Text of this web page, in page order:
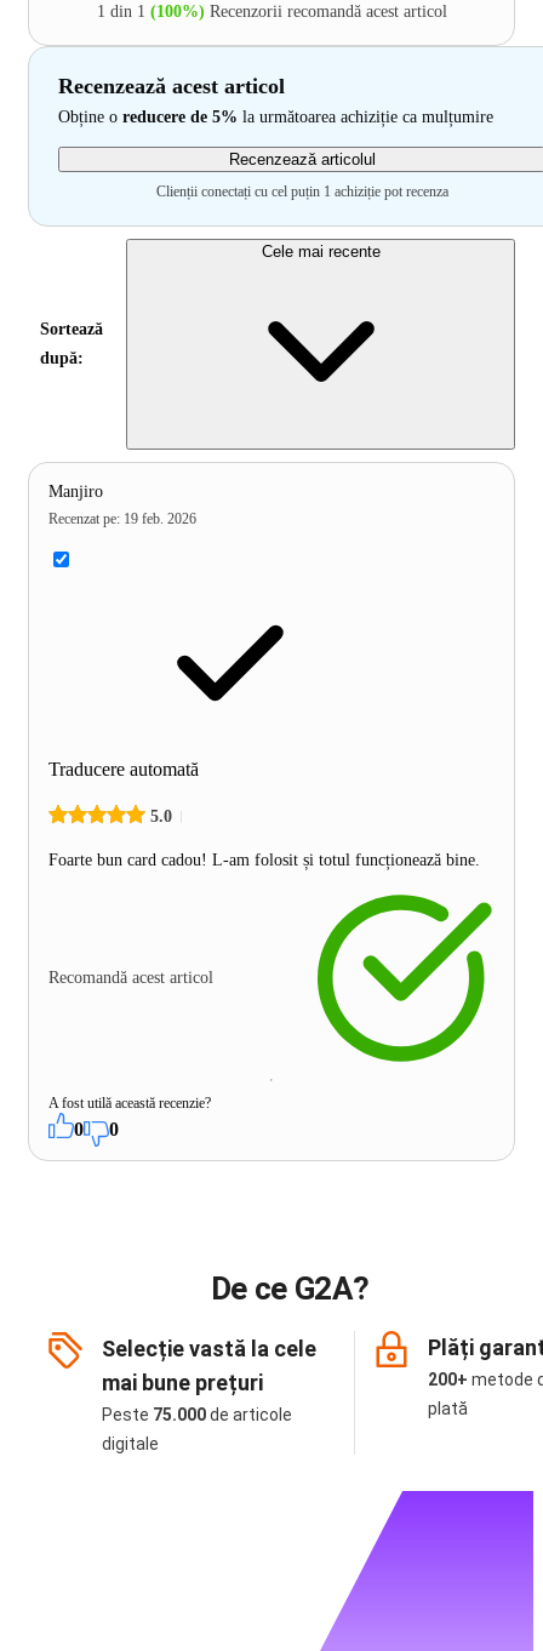
1 din 1 (100%) Recenzorii recomandă acest articol
Recenzează acest articol
Obține o reducere de 5% la următoarea achiziție ca mulțumire
Recenzează articolul
Clienții conectați cu cel puțin 1 achiziție pot recenza
Sortează
după:
Cele mai recente
Manjiro
Recenzat pe: 19 feb. 2026
Traducere automată
5.0
Foarte bun card cadou! L-am folosit și totul funcționează bine.
Recomandă acest articol
A fost utilă această recenzie?
0 0
De ce G2A?
Selecție vastă la cele
mai bune prețuri
Peste 75.000de articole
digitale
Plăți
200+ metode
plată